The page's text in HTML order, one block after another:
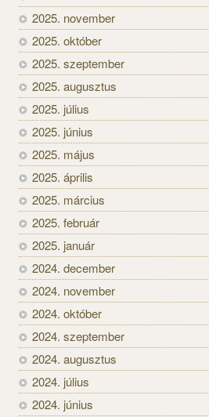
2025. november
2025. október
2025. szeptember
2025. augusztus
2025. július
2025. június
2025. május
2025. április
2025. március
2025. február
2025. január
2024. december
2024. november
2024. október
2024. szeptember
2024. augusztus
2024. július
2024. június